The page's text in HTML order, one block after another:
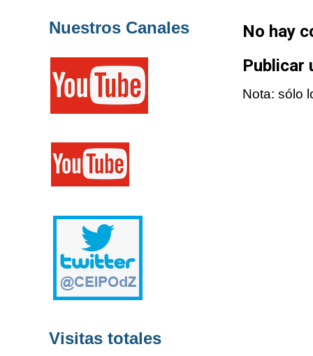
No hay
Publicar
Nota: sólo
Nuestros Canales
Visitas totales